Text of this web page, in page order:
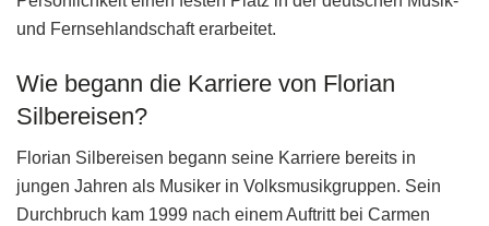
und Fernsehlandschaft erarbeitet.
Wie begann die Karriere von Florian
Silbereisen?
Florian Silbereisen begann seine Karriere bereits in
jungen Jahren als Musiker in Volksmusikgruppen. Sein
Durchbruch kam 1999 nach einem Auftritt bei Carmen